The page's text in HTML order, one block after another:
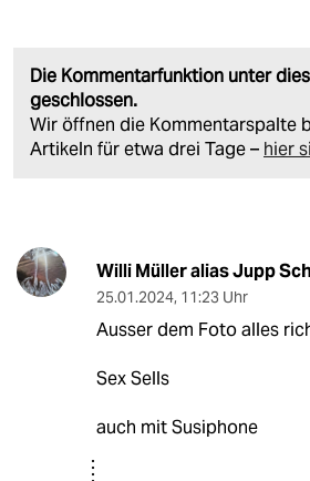
Die Kommentarfunktion unter
geschlossen.
Wir öffnen die Kommentarspalte
Artikeln für etwa drei Tage – hier
Willi Müller alias Jupp
25.01.2024, 11:23 Uhr
Ausser dem Foto alles
Sex Sells
auch mit Susiphone